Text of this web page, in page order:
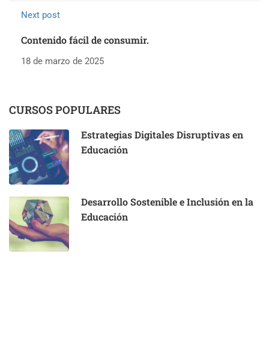
Next post
Contenido fácil de consumir.
18 de marzo de 2025
CURSOS POPULARES
Estrategias Digitales Disruptivas en
Educación
Desarrollo Sostenible e Inclusión en la
Educación